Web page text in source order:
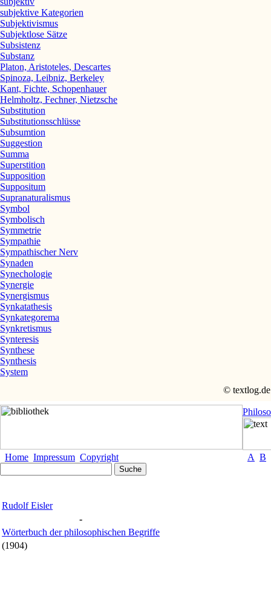
subjektive Kategorien
Subjektivismus
Subjektlose Sätze
Subsistenz
Substanz
Platon, Aristoteles, Descartes
Spinoza, Leibniz, Berkeley
Kant, Fichte, Schopenhauer
Helmholtz, Fechner, Nietzsche
Substitution
Substitutionsschlüsse
Subsumtion
Suggestion
Summa
Superstition
Supposition
Suppositum
Supranaturalismus
Symbol
Symbolisch
Symmetrie
Sympathie
Sympathischer Nerv
Synaden
Synechologie
Synergie
Synergismus
Synkatathesis
Synkategorema
Synkretismus
Synteresis
Synthese
Synthesis
System
© textlog.de
Home Impressum Copyright A B
Rudolf Eisler
-
Wörterbuch der philosophischen Begriffe
(1904)